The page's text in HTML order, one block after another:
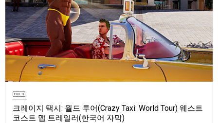
크레이지 택시: 월드 투어(Crazy Taxi: World Tour) 웨스트
코스트 맵 트레일러(한국어 자막)